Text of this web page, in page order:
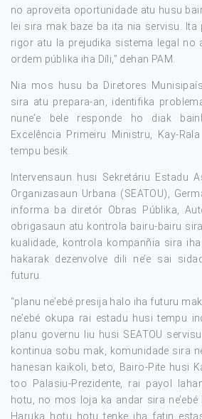
no aproveita oportunidade atu husu
lei sira mak baze ba ita nia servisu.
rigor atu la prejudika sistema legal no
ordem públika iha Díli,” dehan PAM.
Nia mos husu ba Diretores
sira atu prepara-an, identifika
nune’e bele responde ho diak
Excelência Primeiru Ministru, Kay-
tempu besik.
Intervensaun husi Sekretáriu Estadu
Organizasaun Urbana (SEATOU),
informa ba diretór Obras Públika,
obrigasaun atu kontrola bairu-bairu
kualidade, kontrola kompanñia sira
hakarak dezenvolve dili ne’e sai
futuru.
“planu ne’ebé presija halo iha futuru
ne’ebé okupa rai estadu husi tempu
planu governu liu husi SEATOU
kontinua sobu mak, komunidade sira
hanesan kaikoli, beto, Bairo-Pite husi
too Palasiu-Prezidente, rai payol
hotu, no mos loja ka andar sira
Haruka hotu hotu tenke iha fatin